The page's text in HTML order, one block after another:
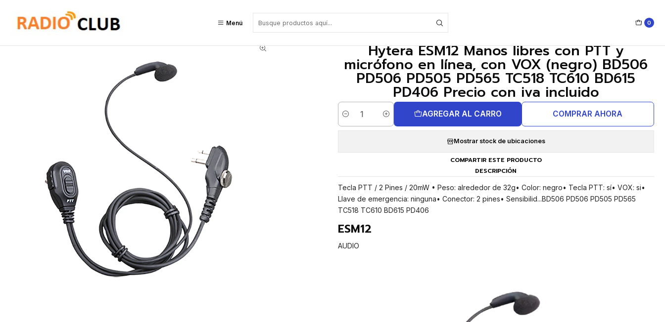
Menú 0
Hytera ESM12 Manos libres con PTT y micrófono en línea, con VOX (negro) BD506 PD506 PD505 PD565 TC518 TC610 BD615 PD406 Precio con iva incluido
Hytera ESM12 Manos libres con PTT y
micrófono en línea, con VOX (negro) BD506
PD506 PD505 PD565 TC518 TC610 BD615
PD406 Precio con iva incluido
Cantidad
AGREGAR AL CARRO COMPRAR AHORA
Mostrar stock de ubicaciones
COMPARTIR ESTE PRODUCTO
DESCRIPCIÓN
Tecla PTT / 2 Pines / 20mW • Peso: alrededor de 32g• Color: negro• Tecla PTT: sí• VOX: si•
Llave de emergencia: ninguna• Conector: 2 pines• Sensibilid...BD506 PD506 PD505 PD565
TC518 TC610 BD615 PD406
ESM12
AUDIO